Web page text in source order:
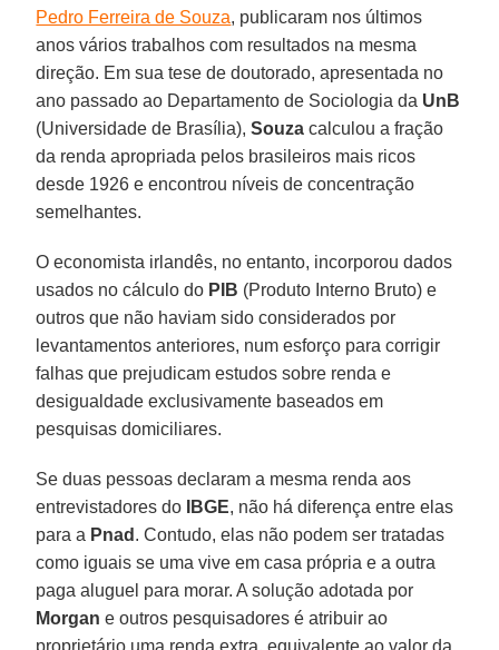
Pedro Ferreira de Souza, publicaram nos últimos
anos vários trabalhos com resultados na mesma
direção. Em sua tese de doutorado, apresentada no
ano passado ao Departamento de Sociologia da UnB
(Universidade de Brasília),Souza calculou a fração
da renda apropriada pelos brasileiros mais ricos
desde 1926 e encontrou níveis de concentração
semelhantes.
O economista irlandês, no entanto, incorporou dados
usados no cálculo do PIB (Produto Interno Bruto) e
outros que não haviam sido considerados por
levantamentos anteriores, num esforço para corrigir
falhas que prejudicam estudos sobre renda e
desigualdade exclusivamente baseados em
pesquisas domiciliares.
Se duas pessoas declaram a mesma renda aos
entrevistadores do
IBGE, não há diferença entre elas
para a Pnad . Contudo, elas não podem ser tratadas
como iguais se uma vive em casa própria e a outra
paga aluguel para morar. A solução adotada por
Morgan e outros pesquisadores é atribuir ao
proprietário uma renda extra, equivalente ao valor da